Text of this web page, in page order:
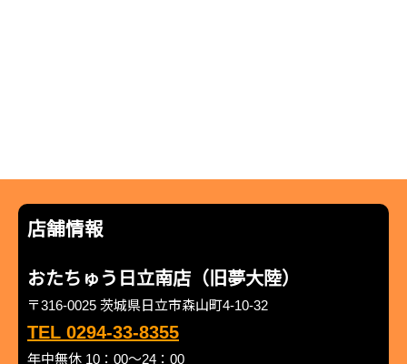
店舗情報
おたちゅう日立南店（旧夢大陸）
〒316-0025 茨城県日立市森山町4-10-32
TEL 0294-33-8355
年中無休 10：00～24：00